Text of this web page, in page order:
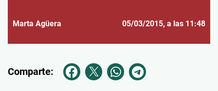
Marta Agüera 05/03/2015, a las 11:48
Comparte: